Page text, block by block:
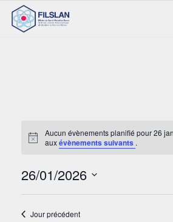
Aucun évènements planifié pour 26
auxévènements suivants .
26/01/2026
date.Jour précédent